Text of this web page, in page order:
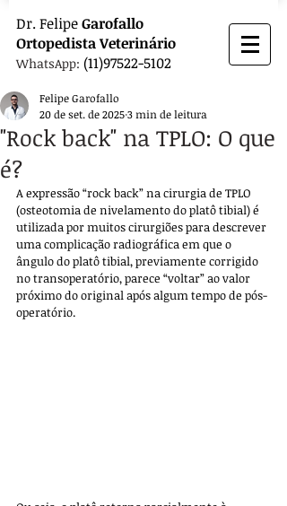
Dr. FelipeGarofallo
OrtopedistaVeterinário
WhatsApp: (11)97522-5102
"Rock back" na TPLO: O que
é?
Felipe Garofallo
20 de set. de 20253 min de leitura
A expressão “rock back” na cirurgia de TPLO
(osteotomia de nivelamento do platô tibial) é
utilizada por muitos cirurgiões para descrever
uma complicação radiográfica em que o
ângulo do platô tibial, previamente corrigido
no transoperatório, parece “voltar” ao valor
próximo do original após algum tempo de pós-
operatório.